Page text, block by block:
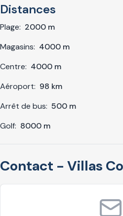
Distances
Plage: 2000 m
Magasins: 4000 m
Centre: 4000 m
Aéroport: 98 km
Arrêt de bus: 500 m
Golf: 8000 m
Contact - Villas